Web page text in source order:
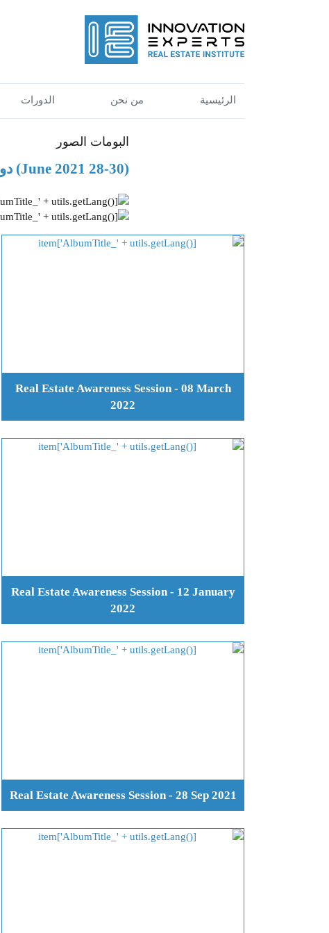
الرئيسية من نحن الدورات
البومات الصور
(28-30 June 2021) دورة تأهيل الوساطة العقارية
Real Estate Awareness Session - 08 March
2022
Real Estate Awareness Session - 12 January
2022
Real Estate Awareness Session - 28 Sep 2021